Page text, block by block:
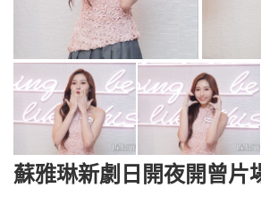
蘇雅琳新劇日開夜開曾片